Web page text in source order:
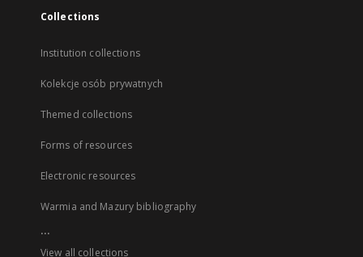
Collections
Institution collections
Kolekcje osób prywatnych
Themed collections
Forms of resources
Electronic resources
Warmia and Mazury bibliography
...
View all collections